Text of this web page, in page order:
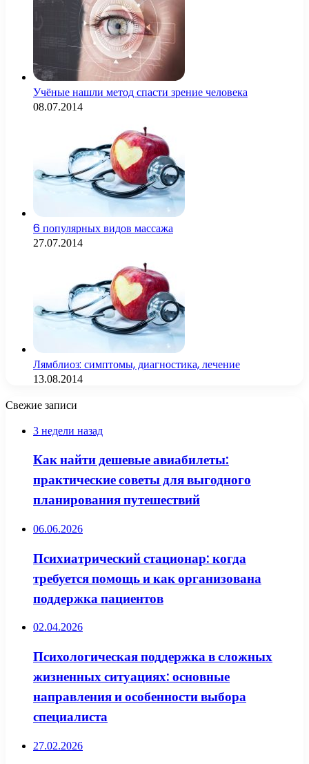
Учёные нашли метод спасти зрение человека
08.07.2014
6 популярных видов массажа
27.07.2014
Лямблиоз: симптомы, диагностика, лечение
13.08.2014
Свежие записи
3 недели назад
Как найти дешевые авиабилеты:
практические советы для выгодного
планирования путешествий
06.06.2026
Психиатрический стационар: когда
требуется помощь и как организована
поддержка пациентов
02.04.2026
Психологическая поддержка в сложных
жизненных ситуациях: основные
направления и особенности выбора
специалиста
27.02.2026